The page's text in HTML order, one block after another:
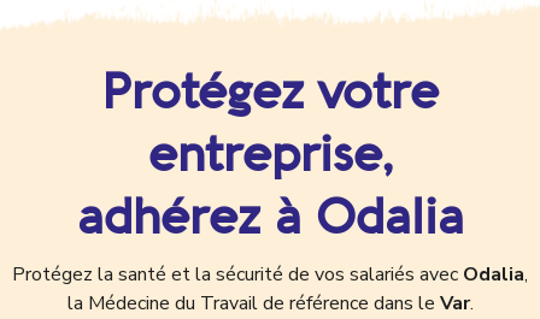
Protégez votre
entreprise,
adhérez à Odalia
Protégez la santé et la sécurité de vos salariés avec Odalia,
la Médecine du Travail de référence dans le Var.